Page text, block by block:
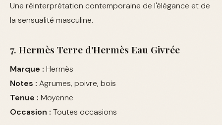
Une réinterprétation contemporaine de l'élégance et de
la sensualité masculine.
7. Hermès Terre d'Hermès Eau Givrée
Marque : Hermès
Notes : Agrumes, poivre, bois
Tenue : Moyenne
Occasion : Toutes occasions